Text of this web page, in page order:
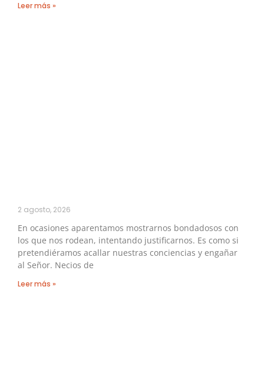
Leer más »
2 agosto, 2026
En ocasiones aparentamos mostrarnos bondadosos con
los que nos rodean, intentando justificarnos. Es como si
pretendiéramos acallar nuestras conciencias y engañar
al Señor. Necios de
Leer más »